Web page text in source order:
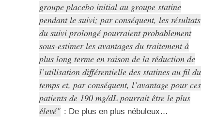
groupe placebo initial au groupe statine
pendant le suivi; par conséquent, les résultats
du suivi prolongé pourraient probablement
sous-estimer les avantages du traitement à
plus long terme en raison de la réduction de
l’utilisation différentielle des statines au fil du
temps et, par conséquent, l’avantage pour ces
patients de 190 mg/dL pourrait être le plus
élevé
: De plus en plus nébuleux…